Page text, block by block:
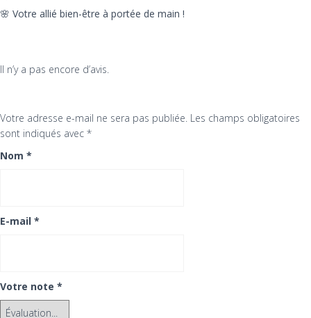
🌸 Votre allié bien-être à portée de main !
Il n’y a pas encore d’avis.
Votre adresse e-mail ne sera pas publiée. Les champs obligatoires
sont indiqués avec *
Nom *
E-mail *
Votre note *